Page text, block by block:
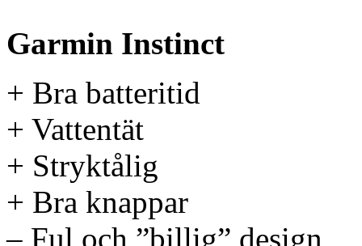
Garmin Instinct
+ Bra batteritid
+ Vattentät
+ Stryktålig
+ Bra knappar
– Ful och ”billig” design